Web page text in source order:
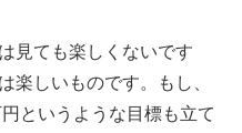
見ても楽しくないです
楽しいものです。もし、
というような目標も立て